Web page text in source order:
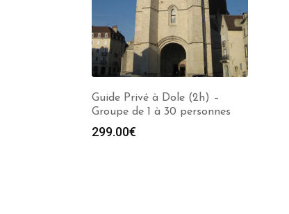
Guide Privé à Dole (2h) –
Groupe de 1 à 30 personnes
299.00€